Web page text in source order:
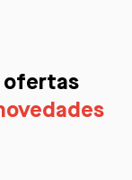
ofertas